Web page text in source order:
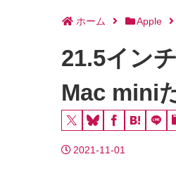
ホーム Apple
21.5イン
Mac mini
2021-11-01